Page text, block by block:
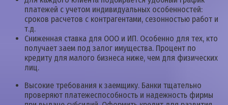
платежей с учетом индивидуальных особенностей:
сроков расчетов с контрагентами, сезонностью работ и
т.д.
Сниженная ставка для ООО и ИП. Особенно для тех, кто
получает заем под залог имущества. Процент по
кредиту для малого бизнеса ниже, чем для физических
лиц.
Высокие требования к заемщику. Банки тщательно
проверяют платежеспособность и надежность фирмы